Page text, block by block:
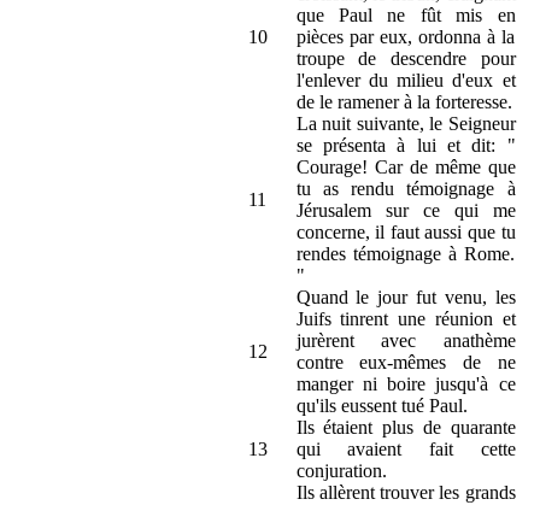
10
que Paul ne fût mis en
pièces par eux, ordonna à la
troupe de descendre pour
l'enlever du milieu d'eux et
de le ramener à la forteresse.
11
La nuit suivante, le Seigneur
se présenta à lui et dit: "
Courage! Car de même que
tu as rendu témoignage à
Jérusalem sur ce qui me
concerne, il faut aussi que tu
rendes témoignage à Rome.
"
12
Quand le jour fut venu, les
Juifs tinrent une réunion et
jurèrent avec anathème
contre eux-mêmes de ne
manger ni boire jusqu'à ce
qu'ils eussent tué Paul.
13
Ils étaient plus de quarante
qui avaient fait cette
conjuration.
Ils allèrent trouver les grands